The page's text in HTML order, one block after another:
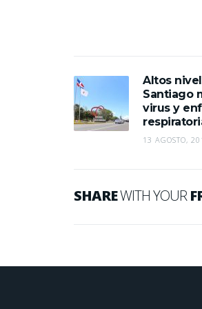
Altos
Santiago
virus y
13 AGOSTO,
SHAREWITH YOUR